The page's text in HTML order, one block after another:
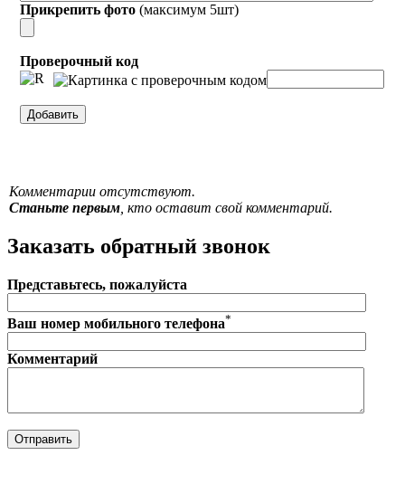
Прикрепить фото (максимум 5шт)
Проверочный код
Комментарии отсутствуют.
Станьте первым, кто оставит свой комментарий.
Заказать обратный звонок
Представьтесь, пожалуйста
Ваш номер мобильного телефона*
Комментарий